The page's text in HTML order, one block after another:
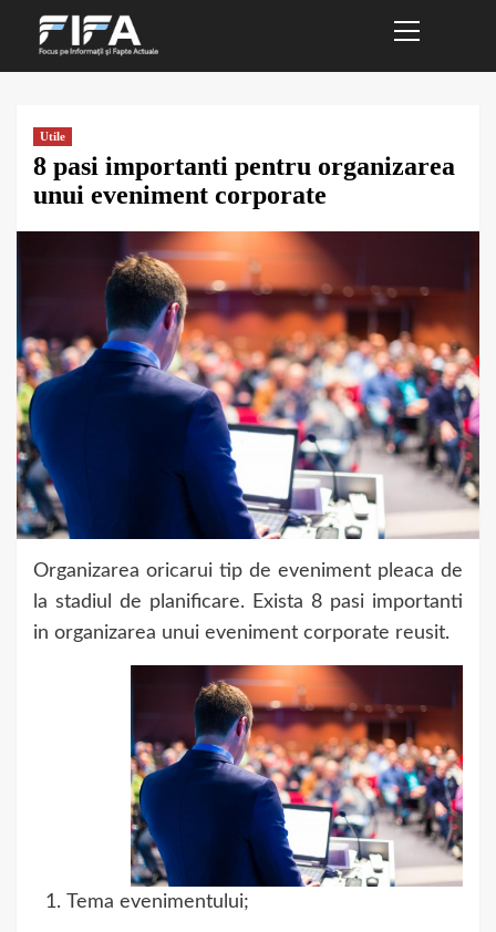
Menu
Utile
8 pasi importanti pentru organizarea
unui eveniment corporate
Organizarea oricarui tip de eveniment pleaca de
la stadiul de planificare. Exista 8 pasi importanti
in organizarea unui eveniment corporate reusit.
Tema evenimentului;